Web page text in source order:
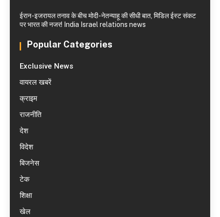
ईरान-इजरायल तनाव के बीच मोदी-नेतन्याहू की सीधी बात, मिडिल ईस्ट संकट
पर भारत की नजर! India Israel relations news
Popular Categories
Exclusive News
वायरल खबरें
क्राइम
राजनीति
देश
विदेश
बिजनेस
टेक
शिक्षा
खेल